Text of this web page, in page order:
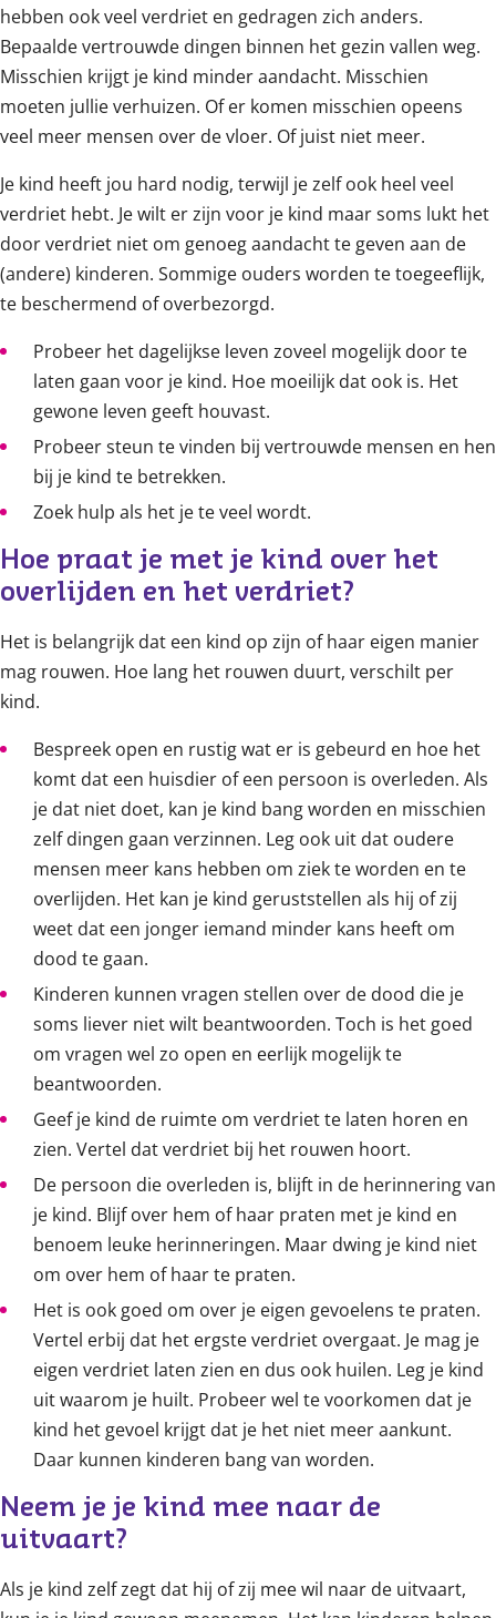
hebben ook veel verdriet en gedragen zich anders.
Bepaalde vertrouwde dingen binnen het gezin vallen weg.
Misschien krijgt je kind minder aandacht. Misschien
moeten jullie verhuizen. Of er komen misschien opeens
veel meer mensen over de vloer. Of juist niet meer.
Je kind heeft jou hard nodig, terwijl je zelf ook heel veel
verdriet hebt. Je wilt er zijn voor je kind maar soms lukt het
door verdriet niet om genoeg aandacht te geven aan de
(andere) kinderen. Sommige ouders worden te toegeeflijk,
te beschermend of overbezorgd.
Probeer het dagelijkse leven zoveel mogelijk door te
laten gaan voor je kind. Hoe moeilijk dat ook is. Het
gewone leven geeft houvast.
Probeer steun te vinden bij vertrouwde mensen en hen
bij je kind te betrekken.
Zoek hulp als het je te veel wordt.
Hoe praat je met je kind over het
overlijden en het verdriet?
Het is belangrijk dat een kind op zijn of haar eigen manier
mag rouwen. Hoe lang het rouwen duurt, verschilt per
kind.
Bespreek open en rustig wat er is gebeurd en hoe het
komt dat een huisdier of een persoon is overleden. Als
je dat niet doet, kan je kind bang worden en misschien
zelf dingen gaan verzinnen. Leg ook uit dat oudere
mensen meer kans hebben om ziek te worden en te
overlijden. Het kan je kind geruststellen als hij of zij
weet dat een jonger iemand minder kans heeft om
dood te gaan.
Kinderen kunnen vragen stellen over de dood die je
soms liever niet wilt beantwoorden. Toch is het goed
om vragen wel zo open en eerlijk mogelijk te
beantwoorden.
Geef je kind de ruimte om verdriet te laten horen en
zien. Vertel dat verdriet bij het rouwen hoort.
De persoon die overleden is, blijft in de herinnering van
je kind. Blijf over hem of haar praten met je kind en
benoem leuke herinneringen. Maar dwing je kind niet
om over hem of haar te praten.
Het is ook goed om over je eigen gevoelens te praten.
Vertel erbij dat het ergste verdriet overgaat. Je mag je
eigen verdriet laten zien en dus ook huilen. Leg je kind
uit waarom je huilt. Probeer wel te voorkomen dat je
kind het gevoel krijgt dat je het niet meer aankunt.
Daar kunnen kinderen bang van worden.
Neem je je kind mee naar de
uitvaart?
Als je kind zelf zegt dat hij of zij mee wil naar de uitvaart,